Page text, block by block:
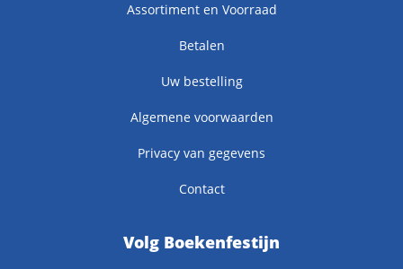
Assortiment en Voorraad
Betalen
Uw bestelling
Algemene voorwaarden
Privacy van gegevens
Contact
Volg Boekenfestijn